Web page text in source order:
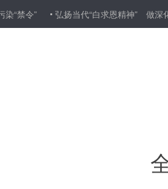
弘扬当代“白求恩精神” 做深化医改主